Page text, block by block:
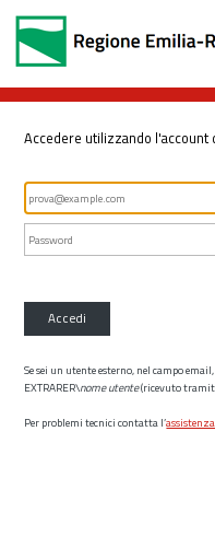
Accedere utilizzando
Accedi
Se sei un utente esterno, nel campo
EXTRARER\nome utente(ricevuto
Per problemi tecnici contatta l’